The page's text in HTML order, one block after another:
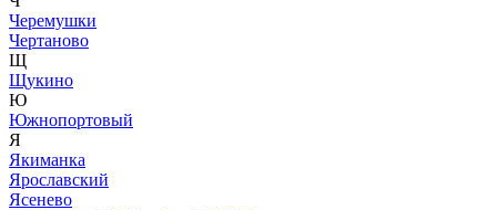
Черемушки
Чертаново
Щ
Щукино
Ю
Южнопортовый
Я
Якиманка
Ярославский
Ясенево